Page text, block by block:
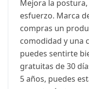
Mejora la
esfuerzo. Marca
compras un
comodidad y una
puedes sentirte
gratuitas de 30
5 años, puedes